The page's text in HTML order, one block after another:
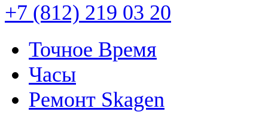
+7 (812) 219 03 20
Точное Время
Часы
Ремонт Skagen